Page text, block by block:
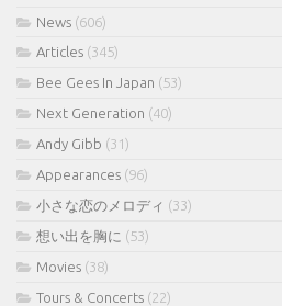
News (606)
Articles (345)
Bee Gees In Japan (53)
Next Generation (40)
Andy Gibb (31)
Appearances (96)
小さな恋のメロディ (33)
想い出を胸に (53)
Movies (38)
Tours & Concerts (22)